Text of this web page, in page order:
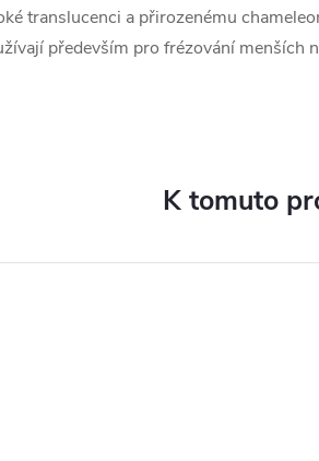
translucenci a přirozenému
především pro frézování menších
K tomuto